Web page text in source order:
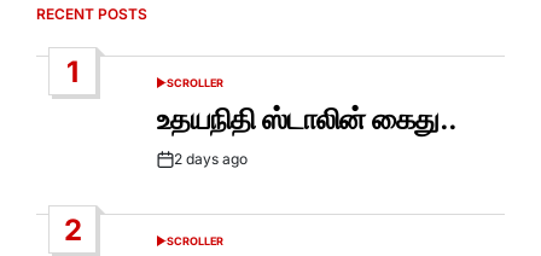
RECENT POSTS
1
POSTED
SCROLLER
உதயநிதி ஸ்டாலின் கைது..
Post2 days ago
2
POSTED
SCROLLER